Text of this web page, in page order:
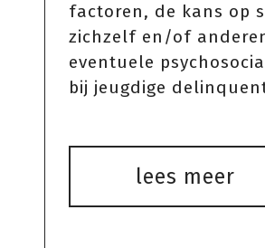
factoren, de kans op
zichzelf en/of
eventuele
bij jeugdige
lees meer